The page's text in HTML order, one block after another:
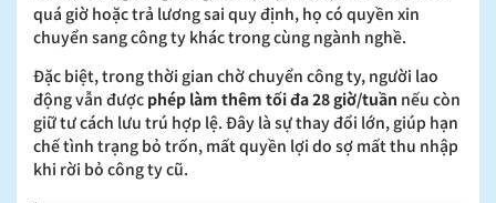
quá giờ hoặc trả lương sai quy định, họ có quyền xin
chuyển sang công ty khác trong cùng ngành nghề.
Đặc biệt, trong thời gian chờ chuyển công ty, người lao
động vẫn được phép làm thêm tối đa 28 giờ/tuần nếu còn
giữ tư cách lưu trú hợp lệ. Đây là sự thay đổi lớn, giúp hạn
chế tình trạng bỏ trốn, mất quyền lợi do sợ mất thu nhập
khi rời bỏ công ty cũ.